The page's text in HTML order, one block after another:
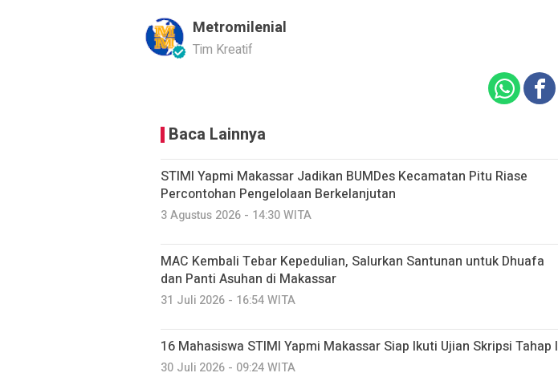
Metromilenial
Tim Kreatif
Baca Lainnya
STIMI Yapmi Makassar Jadikan BUMDes Kecamatan Pitu Riase
Percontohan Pengelolaan Berkelanjutan
3 Agustus 2026 - 14:30 WITA
MAC Kembali Tebar Kepedulian, Salurkan Santunan untuk Dhuafa
dan Panti Asuhan di Makassar
31 Juli 2026 - 16:54 WITA
16 Mahasiswa STIMI Yapmi Makassar Siap Ikuti Ujian Skripsi Tahap I
30 Juli 2026 - 09:24 WITA